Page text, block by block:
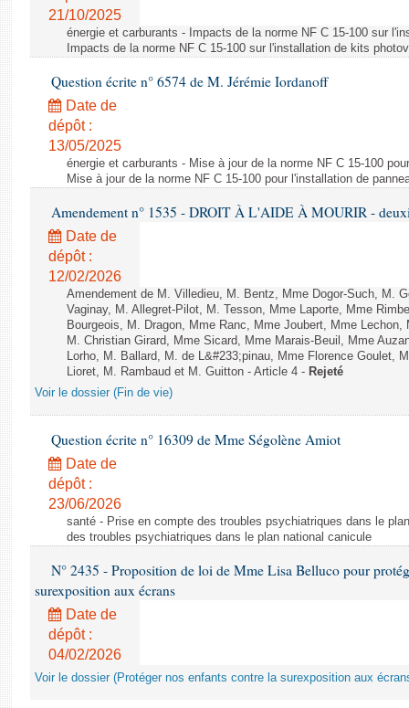
21/10/2025
énergie et carburants - Impacts de la norme NF C 15-100 sur
Impacts de la norme NF C 15-100 sur l'installation de kits
Question écrite n° 6574 de M. Jérémie Iordanoff
Date de
dépôt :
13/05/2025
énergie et carburants - Mise à jour de la norme NF C 15-100
Mise à jour de la norme NF C 15-100 pour l'installation de
Amendement n° 1535 - DROIT À L'AIDE À MOURIR -
Date de
dépôt :
12/02/2026
Amendement de M. Villedieu, M. Bentz, Mme Dogor-Such, M.
Vaginay, M. Allegret-Pilot, M. Tesson, Mme Laporte, Mme
Bourgeois, M. Dragon, Mme Ranc, Mme Joubert, Mme
M. Christian Girard, Mme Sicard, Mme Marais-Beuil, Mme
Lorho, M. Ballard, M. de L&#233;pinau, Mme Florence Goulet,
Lioret, M. Rambaud et M. Guitton - Article 4 - Rejeté
Voir le dossier (Fin de vie)
Question écrite n° 16309 de Mme Ségolène Amiot
Date de
dépôt :
23/06/2026
santé - Prise en compte des troubles psychiatriques dans le
des troubles psychiatriques dans le plan national canicule
N° 2435 - Proposition de loi de Mme Lisa Belluco pour
surexposition aux écrans
Date de
dépôt :
04/02/2026
Voir le dossier (Protéger nos enfants contre la surexposition aux